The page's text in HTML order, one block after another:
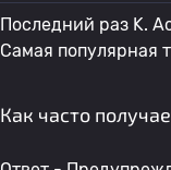
Последний раз K.
Самая популярная
Как часто